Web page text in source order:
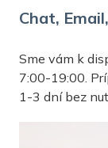
Chat,
Sme vám k
7:00-19:00.
1-3 dní bez